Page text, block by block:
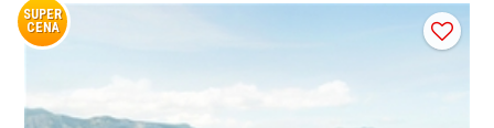
SUPER
CENA